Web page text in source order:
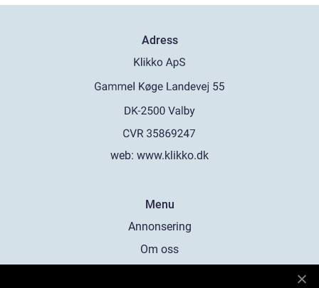
Adress
web: www.klikko.dk
Menu
Annonsering
Om oss